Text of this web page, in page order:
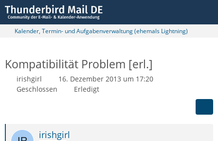
Kalender, Termin- und Aufgabenverwaltung (ehemals Lightning)
Kompatibilität Problem [erl.]
irishgirl
16. Dezember 2013 um 17:20
Geschlossen
Erledigt
irishgirl